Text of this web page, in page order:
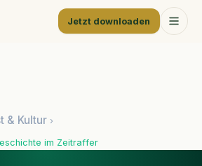
Jetzt downloaden
& Kultur ›
im Zeitraffer